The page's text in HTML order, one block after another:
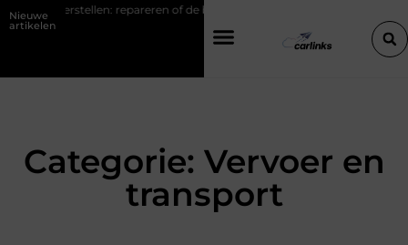
Nieuwe
artikelen
repareren of de bumper vervangen?
Categorie: Vervoer en
transport